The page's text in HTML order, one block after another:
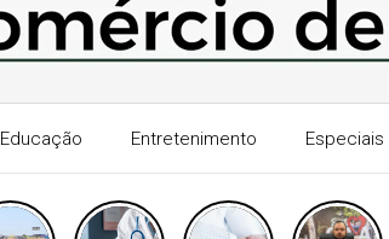
Educação Entretenimento Especiais